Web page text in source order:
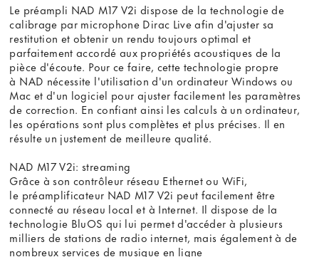
Le préampli NAD M17 V2i dispose de la technologie de
calibrage par microphone Dirac Live afin d'ajuster sa
restitution et obtenir un rendu toujours optimal et
parfaitement accordé aux propriétés acoustiques de la
pièce d'écoute. Pour ce faire, cette technologie propre
à NAD nécessite l'utilisation d'un ordinateur Windows ou
Mac et d'un logiciel pour ajuster facilement les paramètres
de correction. En confiant ainsi les calculs à un ordinateur,
les opérations sont plus complètes et plus précises. Il en
résulte un justement de meilleure qualité.
NAD M17 V2i: streaming
Grâce à son contrôleur réseau Ethernet ou WiFi,
le préamplificateur NAD M17 V2i peut facilement être
connecté au réseau local et à Internet. Il dispose de la
technologie BluOS qui lui permet d'accéder à plusieurs
milliers de stations de radio internet, mais également à de
nombreux services de musique en ligne